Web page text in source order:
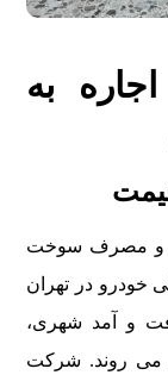
به
و مصرف سوخت
خودرو در تهران
و آمد شهری،
می روند. شرکت